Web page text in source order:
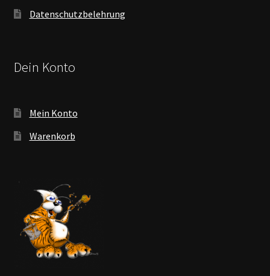
Datenschutzbelehrung
Dein Konto
Mein Konto
Warenkorb